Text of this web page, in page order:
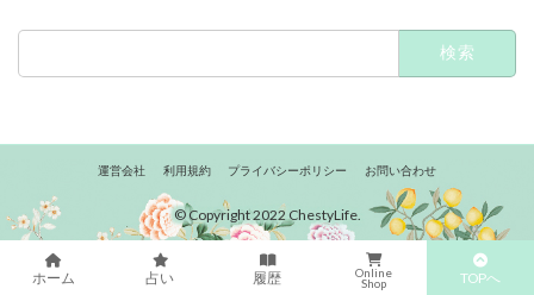
検
運営会社 利用規約 プライバシーポリシー お問い合わせ
© Copyright 2022 ChestyLife.
ホーム 占い 履歴
Online
Shop
TOPへ